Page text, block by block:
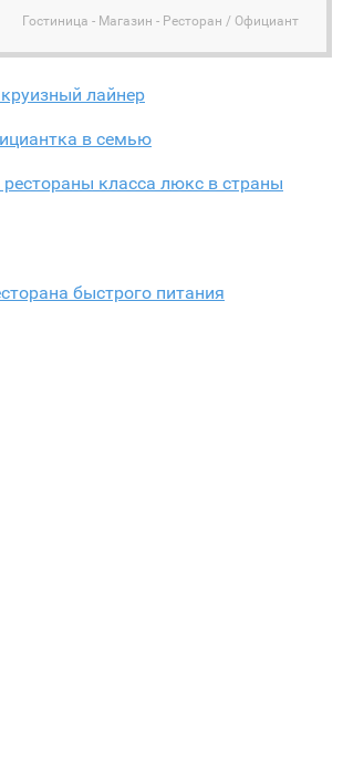
Гостиница - Магазин - Ресторан / Официант
лайнер
в семью
класса люкс в страны
быстрого питания